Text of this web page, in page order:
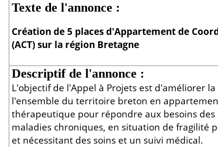
Texte de l'annonce :
Création de 5 places d'Appartement de
(ACT) sur la région Bretagne
Descriptif de l'annonce :
L'objectif de l'Appel à Projets est d'améliorer
l'ensemble du territoire breton en
thérapeutique pour répondre aux besoins
maladies chroniques, en situation de fragilité
et nécessitant des soins et un suivi médical.